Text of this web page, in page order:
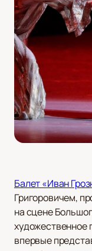
Балет «Иван
Григоровичем,
на сцене
художественное
впервые